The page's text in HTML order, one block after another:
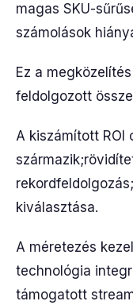
magas SKU-
számolások
Ez a
feldolgozott
A kiszámított ROI
kiválasztása.
A méretezés
technológia
támogatott